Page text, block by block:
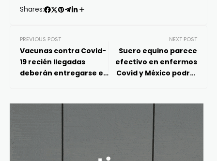
Shares:
PREVIOUS POST
Vacunas contra Covid-
19 recién llegadas
deberán entregarse el
NEXT POST
Suero equino parece
efectivo en enfermos
Covid y México podría